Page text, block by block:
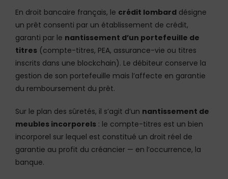
En droit bancaire français, le crédit lombard désigne
un prêt consenti par un établissement de crédit,
garanti par le nantissement d’un portefeuille de
titres (compte-titres, PEA, assurance-vie ou titres
inscrits dans une blockchain). Le débiteur conserve la
gestion de son portefeuille mais l’affecte en garantie
du remboursement du prêt.
Sur le plan des sûretés, il s’agit d’un nantissement de
meubles incorporels : le compte-titres est un bien
incorporel sur lequel est constitué un droit réel de
garantie au profit du créancier — en l’occurrence, la
banque.